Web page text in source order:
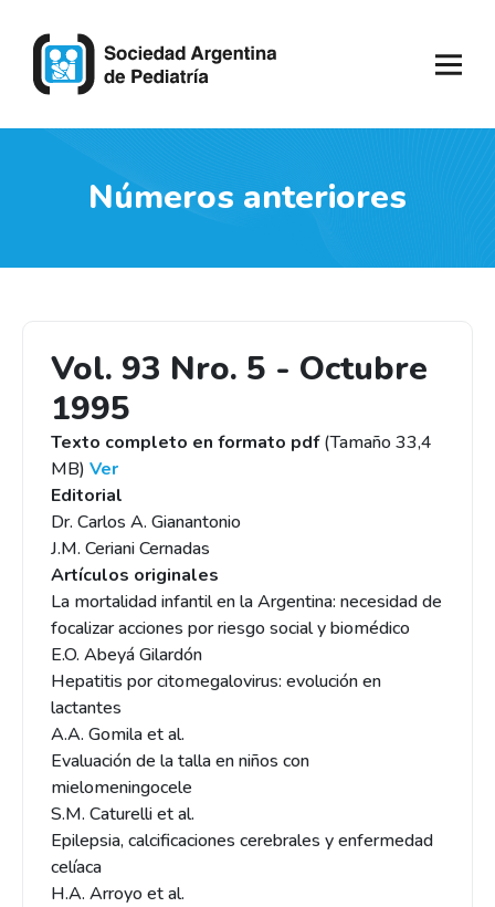
Números anteriores
Vol. 93 Nro. 5 - Octubre
1995
Texto completo en formato pdf(Tamaño 33,4
MB) Ver
Editorial
Dr. Carlos A. Gianantonio
J.M. Ceriani Cernadas
Artículos originales
La mortalidad infantil en la Argentina: necesidad de
focalizar acciones por riesgo social y biomédico
E.O. Abeyá Gilardón
Hepatitis por citomegalovirus: evolución en
lactantes
A.A. Gomila et al.
Evaluación de la talla en niños con
mielomeningocele
S.M. Caturelli et al.
Epilepsia, calcificaciones cerebrales y enfermedad
celíaca
H.A. Arroyo et al.